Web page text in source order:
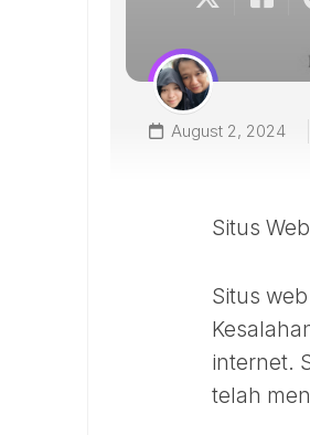
August 2, 2024
Situs
Situs
internet.
telah